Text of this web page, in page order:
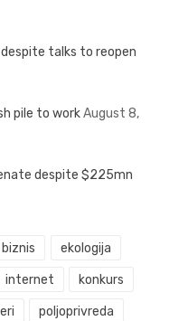
talks to reopen
pile to workAugust 8,
despite $225mn
biznis ekologija
internet konkurs
poljoprivreda